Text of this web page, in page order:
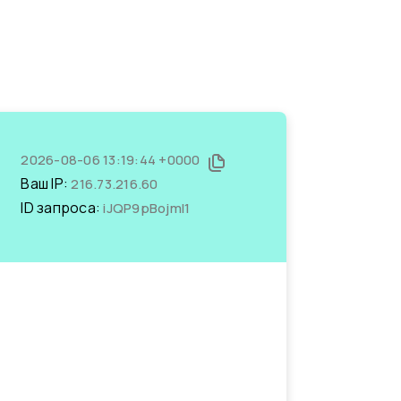
2026-08-06 13:19:44 +0000
Ваш IP:216.73.216.60
ID запроса:iJQP9pBojmI1